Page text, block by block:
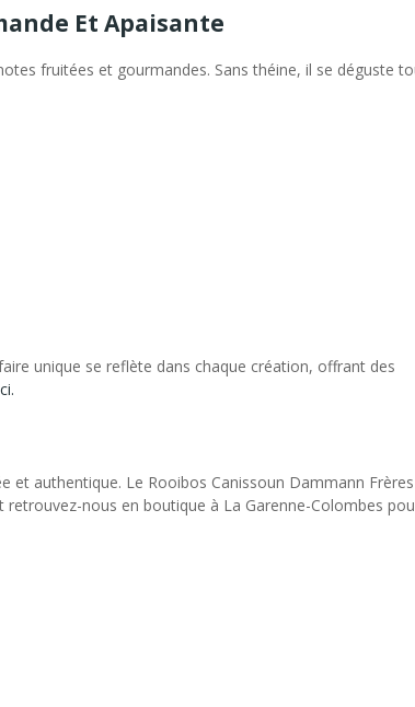
Et Apaisante
fruitées et gourmandes. Sans théine, il se déguste
unique se reflète dans chaque création, offrant des
authentique. Le Rooibos Canissoun Dammann
nous en boutique à La Garenne-Colombes